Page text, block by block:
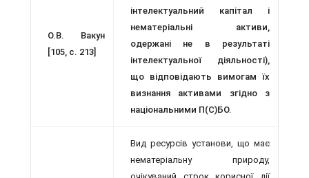
О.В. Вакун
[105, с. 213]
інтелектуальний капітал і
нематеріальні активи,
одержані не в ре­зультаті
інтелектуальної діяльності),
що відповідають вимогам їх
визнання акти­вами згідно з
національними П(С)БО.
Вид ресурсів установи, що має
немате­ріальну природу,